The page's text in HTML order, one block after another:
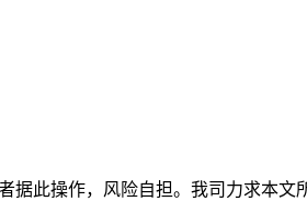
此操作，风险自担。我司力求本